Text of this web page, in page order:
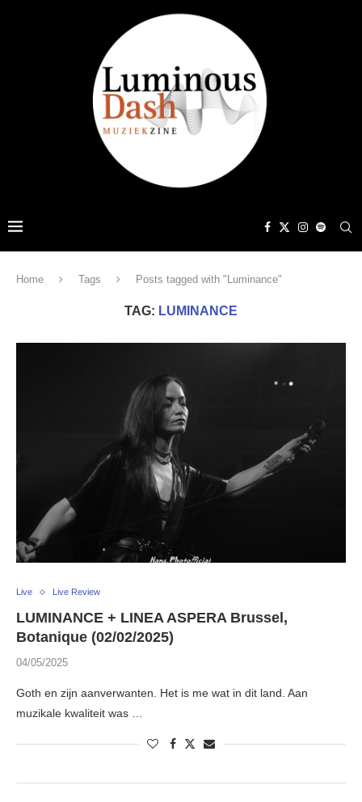
Home Tags Posts tagged with "Luminance"
TAG: LUMINANCE
Live Live Review
LUMINANCE + LINEA ASPERA Brussel,
Botanique (02/02/2025)
04/05/2025
Goth en zijn aanverwanten. Het is me wat in dit land. Aan
muzikale kwaliteit was …